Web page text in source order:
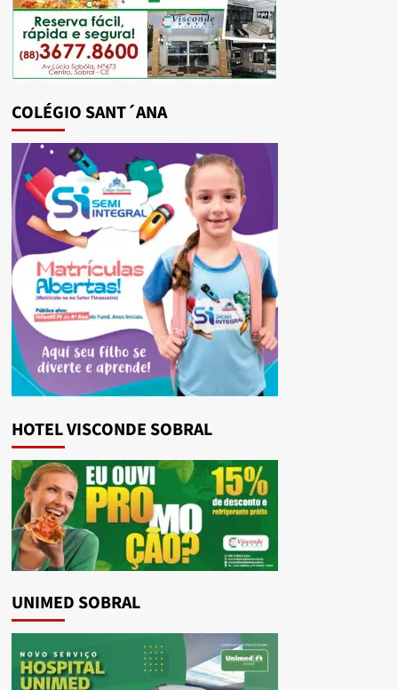
COLÉGIO SANT´ANA
HOTEL VISCONDE SOBRAL
UNIMED SOBRAL